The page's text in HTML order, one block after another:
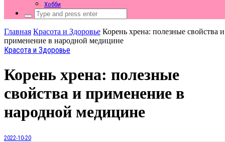
Хобби
Search
for:
Главная Красота и Здоровье Корень хрена: полезные свойства и
применение в народной медицине
Красота и Здоровье
Корень хрена: полезные
свойства и применение в
народной медицине
2022-10-20